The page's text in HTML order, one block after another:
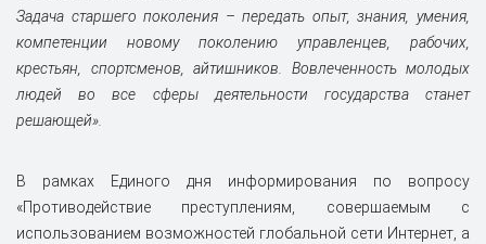
Задача старшего поколения – передать опыт, знания, умения,
компетенции новому поколению управленцев, рабочих,
крестьян, спортсменов, айтишников. Вовлеченность молодых
людей во все сферы деятельности государства станет
решающей».
В рамках Единого дня информирования по вопросу
«Противодействие преступлениям, совершаемым с
использованием возможностей глобальной сети Интернет, а